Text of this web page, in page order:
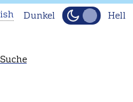
Dunkel Hell
Suche